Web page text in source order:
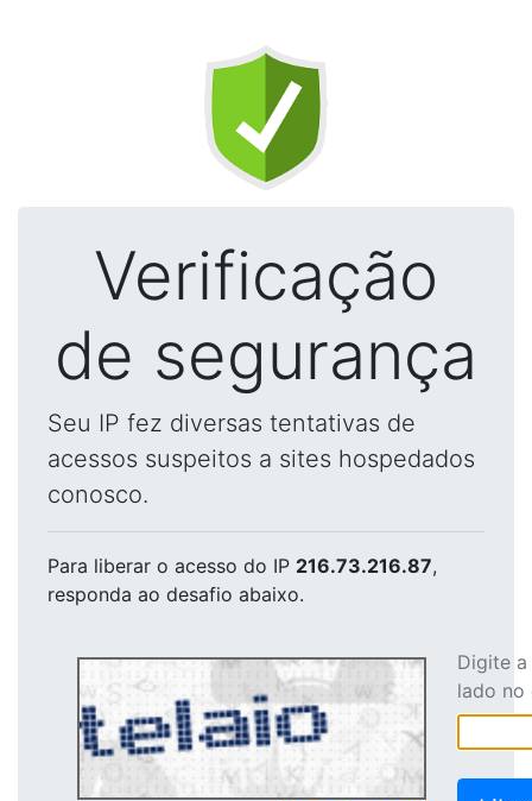
Verificação
de segurança
Seu IP fez diversas tentativas de
acessos suspeitos a sites hospedados
conosco.
Para liberar o acesso do IP 216.73.216.87,
responda ao desafio abaixo.
Digite
lado no